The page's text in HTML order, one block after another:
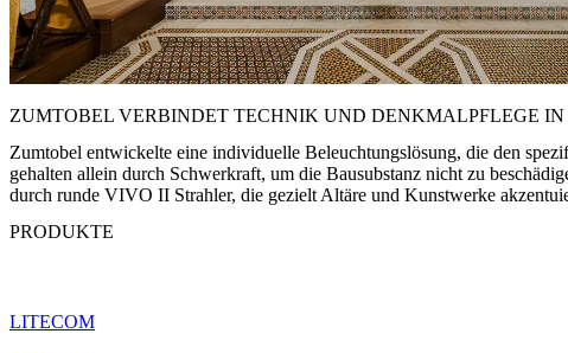
ZUMTOBEL VERBINDET TECHNIK UND DENKMALPFLEGE
Zumtobel entwickelte eine individuelle Beleuchtungslösung, die den
gehalten allein durch Schwerkraft, um die Bausubstanz nicht zu
durch runde VIVO II Strahler, die gezielt Altäre und Kunstwerke
PRODUKTE
LITECOM